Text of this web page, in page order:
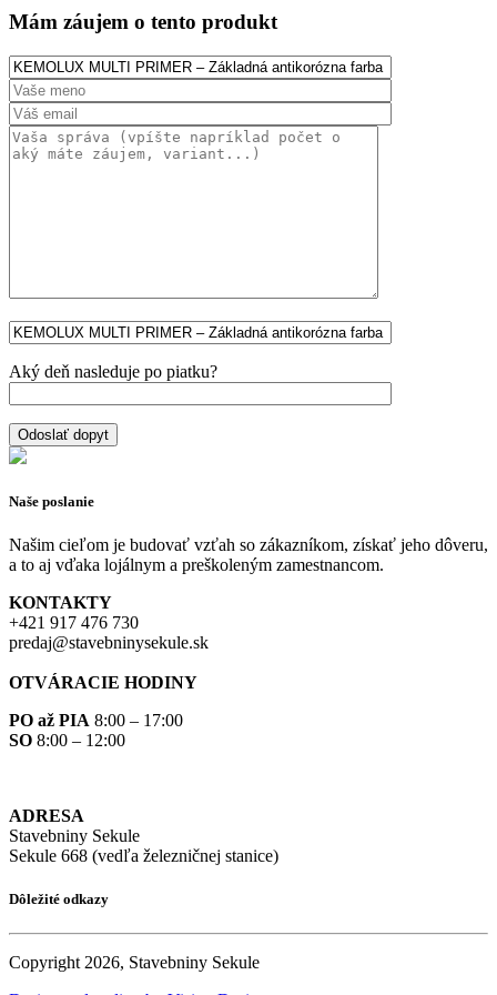
Mám záujem o tento produkt
Aký deň nasleduje po piatku?
Naše poslanie
Našim cieľom je budovať vzťah so zákazníkom, získať jeho dôveru,
a to aj vďaka lojálnym a preškoleným zamestnancom.
KONTAKTY
+421 917 476 730
predaj@stavebninysekule.sk
OTVÁRACIE HODINY
PO až PIA 8:00 – 17:00
SO 8:00 – 12:00
ADRESA
Stavebniny Sekule
Sekule 668 (vedľa železničnej stanice)
Dôležité odkazy
Copyright 2026, Stavebniny Sekule